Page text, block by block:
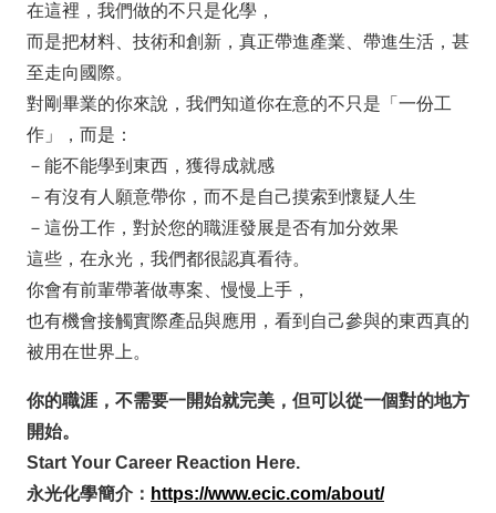
在這裡，我們做的不只是化學，
而是把材料、技術和創新，真正帶進產業、帶進生活，甚
至走向國際。
對剛畢業的你來說，我們知道你在意的不只是「一份工
作」，而是：
－能不能學到東西，獲得成就感
－有沒有人願意帶你，而不是自己摸索到懷疑人生
－這份工作，對於您的職涯發展是否有加分效果
這些，在永光，我們都很認真看待。
你會有前輩帶著做專案、慢慢上手，
也有機會接觸實際產品與應用，看到自己參與的東西真的
被用在世界上。
你的職涯，不需要一開始就完美，但可以從一個對的地方
開始。
Start Your Career Reaction Here.
永光化學簡介： https://www.ecic.com/about/